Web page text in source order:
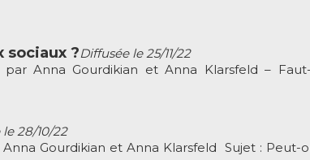
sociaux ?Diffusée le 25/11/22
par Anna Gourdikian et Anna Klarsfeld –
28/10/22
Gourdikian et Anna Klarsfeld Sujet : Peut-